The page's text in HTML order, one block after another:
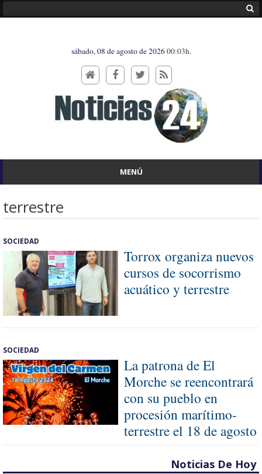
sábado, 08 de agosto de 202600:03h.
MENÚ
terrestre
SOCIEDAD
Torrox organiza nuevos
cursos de socorrismo
acuático y terrestre
SOCIEDAD
La patrona de El
Morche se reencontrará
con su pueblo en
procesión marítimo-
terrestre el 18 de agosto
Noticias De Hoy